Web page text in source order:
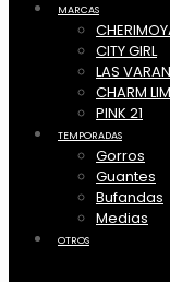
MARCAS
CITY GIRL
LAS
CHARM
PINK 21
TEMPORADAS
Gorros
Guantes
Bufandas
Medias
OTROS